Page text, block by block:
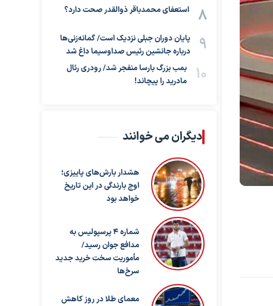
استعفای محمدباقر ذوالقدر صحت دارد؟
پایان دوران جبلی نزدیک است/ گمانه‌زنی‌ها
درباره جانشین رئیس صداوسیما داغ شد
بمب بزرگ بارسا منفجر شد/ رودری رئال
مادرید را پیچاند!
دیگران می خوانند
هشدار بارش‌های پاییزی؛
اوج بارندگی در این تاریخ
خواهد بود
شماره ۴ پرسپولیس به
مدافع جوان رسید/
مأموریت سخت خرید جدید
سرخ‌ها
معمای طلا در روز کاهش